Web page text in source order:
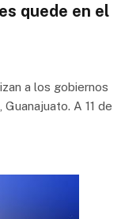
quede en el
a los gobiernos
A 11 de